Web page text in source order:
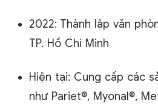
2022: Thành lập văn
TP. Hồ Chí Minh
Hiện tại: Cung cấp các
như Pariet®, Myonal®,